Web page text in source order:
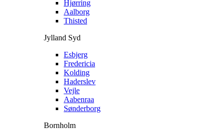
Hjørring
Aalborg
Thisted
Jylland Syd
Esbjerg
Fredericia
Kolding
Haderslev
Vejle
Aabenraa
Sønderborg
Bornholm